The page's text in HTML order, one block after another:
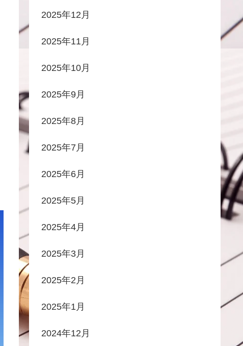
2025年12月
2025年11月
2025年10月
2025年9月
2025年8月
2025年7月
2025年6月
2025年5月
2025年4月
2025年3月
2025年2月
2025年1月
2024年12月